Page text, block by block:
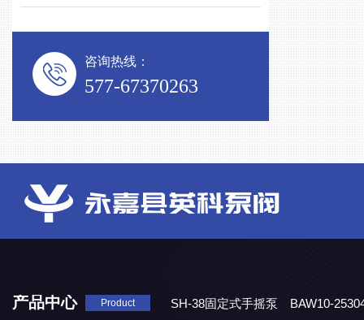
咨询热线：
577-67370263
产品中心 Product SH-38固定式手摇泵
BAW10-